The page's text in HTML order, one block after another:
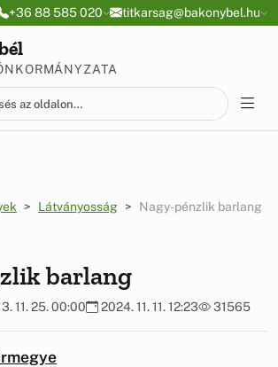
+36 88 585 020 titkarsag@bakonybel.hu
Látványosság Nagy-pénzlik barlang
barlang
11. 25. 00:00 2024. 11. 11. 12:23 31565